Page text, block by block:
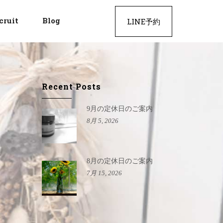
Blog LINE予約
Recent Posts
9月の定休日のご案内
8月 5, 2026
8月の定休日のご案内
7月 15, 2026